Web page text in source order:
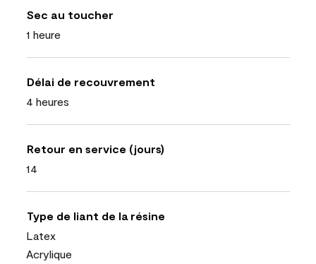
Sec au toucher
1 heure
Délai de recouvrement
4 heures
Retour en service (jours)
14
Type de liant de la résine
Latex
Acrylique